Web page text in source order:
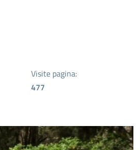
Visite pagina:
477